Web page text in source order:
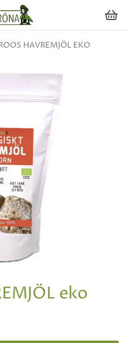
HAVREMJÖL EKO
eko